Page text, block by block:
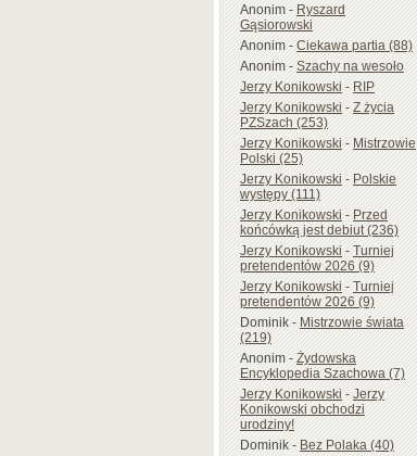
Anonim-Ryszard
Gąsiorowski
Anonim-Ciekawa partia (88)
Anonim-Szachy na wesoło
Jerzy Konikowski-RIP
Jerzy Konikowski-Z życia
PZSzach (253)
Jerzy Konikowski-Mistrzowie
Polski (25)
Jerzy Konikowski-Polskie
występy (111)
Jerzy Konikowski-Przed
końcówką jest debiut (236)
Jerzy Konikowski-Turniej
pretendentów 2026 (9)
Jerzy Konikowski-Turniej
pretendentów 2026 (9)
Dominik-Mistrzowie świata
(219)
Anonim-Żydowska
Encyklopedia Szachowa (7)
Jerzy Konikowski-Jerzy
Konikowski obchodzi
urodziny!
Dominik-Bez Polaka (40)